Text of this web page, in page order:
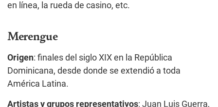
en línea, la rueda de casino, etc.
Merengue
Origen: finales del siglo XIX en la República
Dominicana, desde donde se extendió a toda
América Latina.
Artistas y grupos representativos: Juan Luis Guerra,